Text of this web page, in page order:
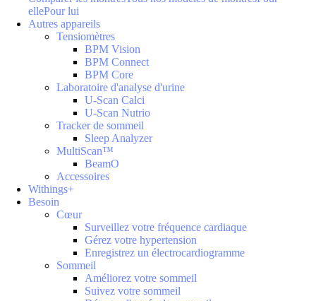
ellePour lui
Autres appareils
Tensiomètres
BPM Vision
BPM Connect
BPM Core
Laboratoire d'analyse d'urine
U-Scan Calci
U-Scan Nutrio
Tracker de sommeil
Sleep Analyzer
MultiScan™
BeamO
Accessoires
Withings+
Besoin
Cœur
Surveillez votre fréquence cardiaque
Gérez votre hypertension
Enregistrez un électrocardiogramme
Sommeil
Améliorez votre sommeil
Suivez votre sommeil